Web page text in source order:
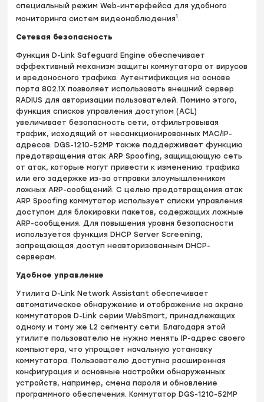
специальный режим Web-интерфейса для удобного
мониторинга систем видеонаблюдения1.
Сетевая безопасность
Функция D-Link Safeguard Engine обеспечивает
эффективный механизм защиты коммутатора от вирусов
и вредоносного трафика. Аутентификация на основе
порта 802.1X позволяет использовать внешний сервер
RADIUS для авторизации пользователей. Помимо этого,
функция списков управления доступом (ACL)
увеличивает безопасность сети, отфильтровывая
трафик, исходящий от несанкционированных MAC/IP-
адресов. DGS-1210-52MP также поддерживает функцию
предотвращения атак ARP Spoofing, защищающую сеть
от атак, которые могут привести к изменению трафика
или его задержке из-за отправки злоумышленником
ложных ARP-сообщений. С целью предотвращения атак
ARP Spoofing коммутатор использует списки управления
доступом для блокировки пакетов, содержащих ложные
ARP-сообщения. Для повышения уровня безопасности
используется функция DHCP Server Screening,
запрещающая доступ неавторизованным DHCP-
серверам.
Удобное управление
Утилита D-Link Network Assistant обеспечивает
автоматическое обнаружение и отображение на экране
коммутаторов D-Link серии WebSmart, принадлежащих
одному и тому же L2 сегменту сети. Благодаря этой
утилите пользователю не нужно менять IP-адрес своего
компьютера, что упрощает начальную установку
коммутатора. Пользователю доступна расширенная
конфигурация и основные настройки обнаруженных
устройств, например, смена пароля и обновление
программного обеспечения. Коммутатор DGS-1210-52MP